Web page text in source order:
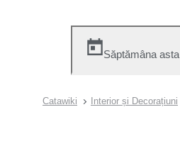
Săptămâna asta
Catawiki Interior și Decorațiuni